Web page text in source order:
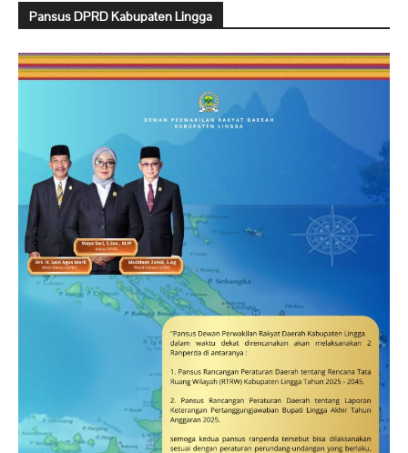
Pansus DPRD Kabupaten Lingga